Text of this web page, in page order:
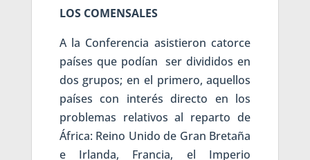
LOS COMENSALES
A la Conferencia asistieron catorce
países que podían ser divididos en
dos grupos; en el primero, aquellos
países con interés directo en los
problemas relativos al reparto de
África: Reino Unido de Gran Bretaña
e Irlanda, Francia, el Imperio